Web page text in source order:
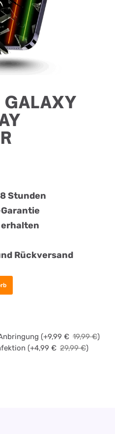
Stunden
erhalten
Rückversand
(+9,99 € 19,99€)
(+4,99 € 29,99€)